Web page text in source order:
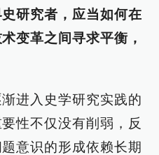
研究者，应当如何在
变革之间寻求平衡，
进入史学研究实践的
性不仅没有削弱，反
意识的形成依赖长期